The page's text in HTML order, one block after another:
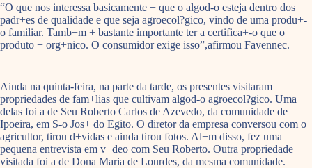
“O que nos interessa basicamente + que o algod-o esteja dentro dos
padr+es de qualidade e que seja agroecol?gico, vindo de uma produ+-
o familiar. Tamb+m + bastante importante ter a certifica+-o que o
produto + org+nico. O consumidor exige isso”,afirmou Favennec.
Ainda na quinta-feira, na parte da tarde, os presentes visitaram
propriedades de fam+lias que cultivam algod-o agroecol?gico. Uma
delas foi a de Seu Roberto Carlos de Azevedo, da comunidade de
Ipoeira, em S-o Jos+ do Egito. O diretor da empresa conversou com o
agricultor, tirou d+vidas e ainda tirou fotos. Al+m disso, fez uma
pequena entrevista em v+deo com Seu Roberto. Outra propriedade
visitada foi a de Dona Maria de Lourdes, da mesma comunidade.